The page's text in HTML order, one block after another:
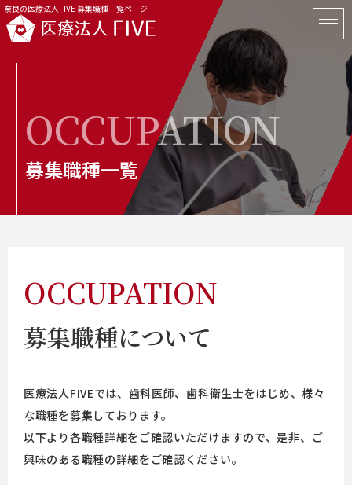
奈良の医療法人FIVE 募集職種一覧ページ
OCCUPATION
募集職種一覧
OCCUPATION
募集職種について
医療法人FIVEでは、歯科医師、歯科衛生士をはじめ、様々
な職種を募集しております。
以下より各職種詳細をご確認いただけますので、是非、ご
興味のある職種の詳細をご確認ください。